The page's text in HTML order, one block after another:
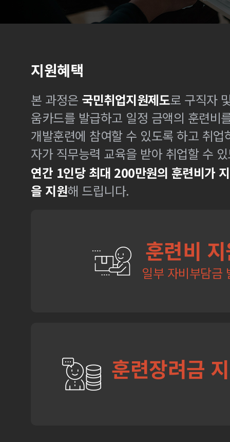
지원혜택
본 과정은 국민취업지원제도로 구직자
움카드를 발급하고 일정 금액의 훈련비
개발훈련에 참여할 수 있도록 하고 취
자가 직무능력 교육을 받아 취업할 수
연간 1인당 최대 200만원의 훈련비가
을 지원해 드립니다.
훈련비
일부 자비부담금
훈련장려금